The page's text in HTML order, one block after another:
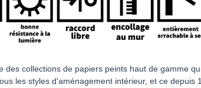
collections de papiers peints haut de gamme
les styles d'aménagement intérieur, et ce depuis